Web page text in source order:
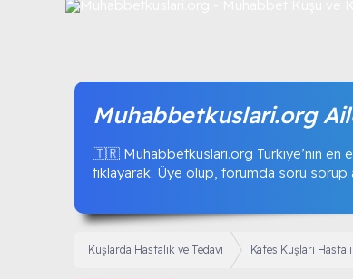
Muhabbetkuslari.org
🇹🇷 Muhabbetkuslari.org Türkiye’nin en
tıklayarak. Üye olup, forumda soru sorup
Kuşlarda Hastalık ve Tedavi Kafes Kuşları